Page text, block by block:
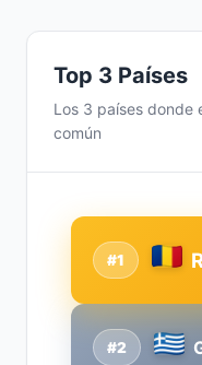
Top 3 Países
Los 3 países donde
común
#2
#1